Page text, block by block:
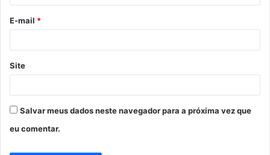
*
E-mail *
Site
Salvar meus dados neste navegador para a próxima vez que
eu comentar.